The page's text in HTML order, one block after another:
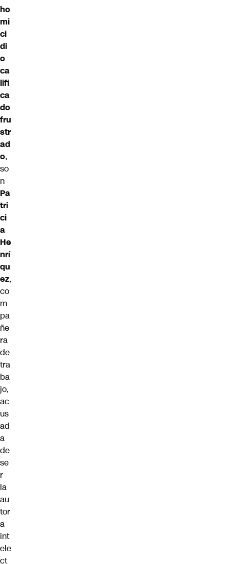
ho
mi
ci
di
o
ca
lifi
ca
do
fru
str
ad
o,
so
n
Pa
tri
ci
a
He
nrí
qu
ez,
co
m
pa
ñe
ra
de
tra
ba
jo,
ac
us
ad
a
de
se
r
la
au
tor
a
int
ele
ct